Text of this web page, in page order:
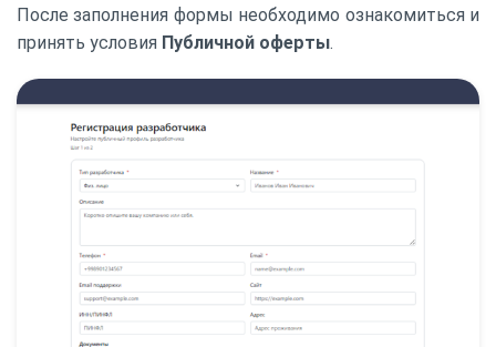
После заполнения формы необходимо ознакомиться и
принять условия Публичной оферты.